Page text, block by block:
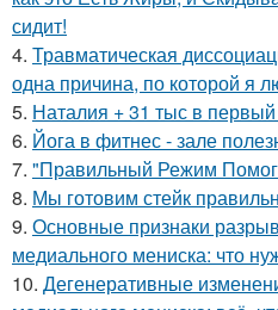
сидит!
4. Травматическая
одна причина, по которой я
5. Наталия + 31 тыс в
6. Йога в фитнес - зале
7. "Правильный Режим
8. Мы готовим стейк
9. Основные признаки
медиального мениска: что
10. Дегенеративные